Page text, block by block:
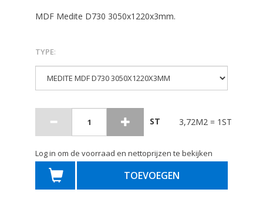
MDF Medite D730 3050x1220x3mm.
TYPE:
ST 3,72M2 = 1ST
Log in om de voorraad en nettoprijzen te bekijken
TOEVOEGEN